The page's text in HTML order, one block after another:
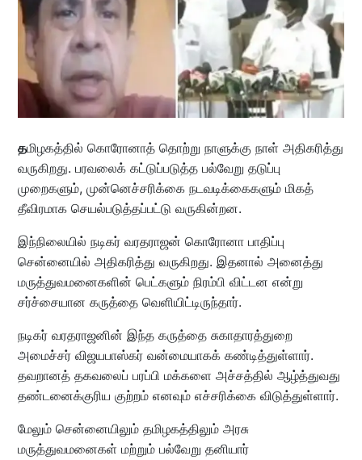
தமிழகத்தில் கொரோனாத் தொற்று நாளுக்கு நாள் அதிகரித்து
வருகிறது. பரவலைக் கட்டுப்படுத்த பல்வேறு தடுப்பு
முறைகளும், முன்னெச்சரிக்கை நடவடிக்கைகளும் மிகத்
தீவிரமாக செயல்படுத்தப்பட்டு வருகின்றன.
இந்நிலையில் நடிகர் வரதராஜன் கொரோனா பாதிப்பு
சென்னையில் அதிகரித்து வருகிறது. இதனால் அனைத்து
மருத்துவமனைகளின் பெட்களும் நிரம்பி விட்டன என்று
சர்ச்சையான கருத்தை வெளியிட்டிருந்தார்.
நடிகர் வரதராஜனின் இந்த கருத்தை சுகாதாரத்துறை
அமைச்சர் விஜயபாஸ்கர் வன்மையாகக் கண்டித்துள்ளார்.
தவறானத் தகவலைப் பரப்பி மக்களை அச்சத்தில் ஆழ்த்துவது
தண்டனைக்குரிய குற்றம் எனவும் எச்சரிக்கை விடுத்துள்ளார்.
மேலும் சென்னையிலும் தமிழகத்திலும் அரசு
மருத்துவமனைகள் மற்றும் பல்வேறு தனியார்